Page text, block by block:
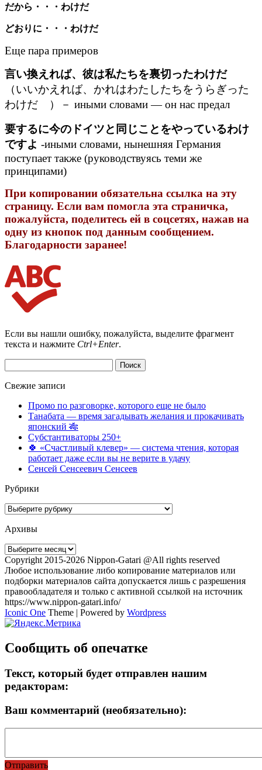
だから・・・わけだ
どおりに・・・わけだ
Еще пара примеров
言い換えれば、彼は私たちを裏切ったわけだ
（いいかえれば、かれはわたしたちをうらぎった
わけだ ）－ иными словами — он нас предал
要するに今のドイツと同じことをやっているわけ
ですよ -иными словами, нынешняя Германия
поступает также (руководствуясь теми же
принципами)
При копировании обязательна ссылка на эту
страницу. Если вам помогла эта страничка,
пожалуйста, поделитесь ей в соцсетях, нажав на
одну из кнопок под данным сообщением.
Благодарности заранее!
Если вы нашли ошибку, пожалуйста, выделите фрагмент
текста и нажмите Ctrl+Enter.
Свежие записи
Промо по разговорке, которого еще не было
Танабата — время загадывать желания и прокачивать
японский 🎋
Субстантиваторы 250+
🍀 «Счастливый клевер» — система чтения, которая
работает даже если вы не верите в удачу
Сенсей Сенсеевич Сенсеев
Рубрики
Рубрики
Архивы
Архивы
Copyright 2015-2026 Nippon-Gatari @All rights reserved
Любое использование либо копирование материалов или
подборки материалов сайта допускается лишь с разрешения
правообладателя и только с активной ссылкой на источник
https://www.nippon-gatari.info/
Iconic One Theme | Powered by Wordpress
Сообщить об опечатке
Текст, который будет отправлен нашим
редакторам:
Ваш комментарий (необязательно):
Отправить